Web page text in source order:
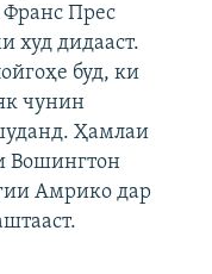
Прес
худ дидааст.
буд, ки
чунин
Ҳамлаи
Вошингтон
Амрико дар